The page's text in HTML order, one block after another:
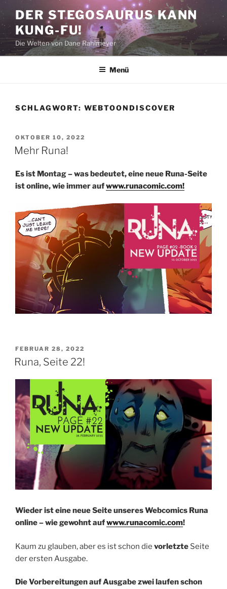
Zum
Inhalt
springen
DER STEGOSAURUS KANN
KUNG-FU!
Die Welten von Dane Rahlmeyer
Menü
SCHLAGWORT: WEBTOONDISCOVER
VERÖFFENTLICHT
AM
OKTOBER 10, 2022
Mehr Runa!
Es ist Montag – was bedeutet, eine neue Runa-Seite
ist online, wie immer aufwww.runacomic.com!
VERÖFFENTLICHT
AM
FEBRUAR 28, 2022
Runa, Seite 22!
Wieder ist eine neue Seite unseres Webcomics Runa
online – wie gewohnt aufwww.runacomic.com!
Kaum zu glauben, aber es ist schon die vorletzte Seite
der ersten Ausgabe.
Die Vorbereitungen auf Ausgabe zwei laufen schon